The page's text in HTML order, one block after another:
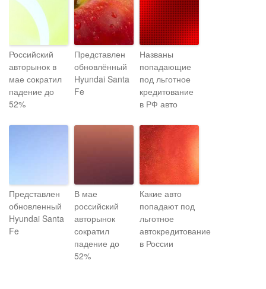
Российский
авторынок в
мае сократил
падение до
52%
Представлен
обновлённый
Hyundai Santa
Fe
Названы
попадающие
под льготное
кредитование
в РФ авто
Представлен
обновленный
Hyundai Santa
Fe
В мае
российский
авторынок
сократил
падение до
52%
Какие авто
попадают под
льготное
автокредитование
в России